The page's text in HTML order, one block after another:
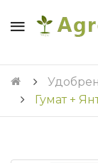
Гумат +